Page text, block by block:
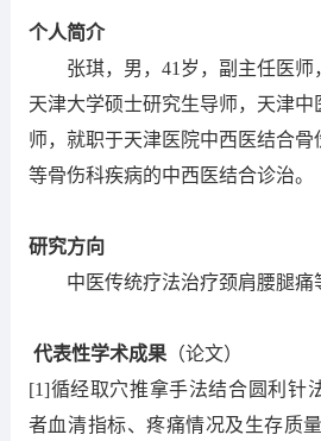
个人简介
张琪，男，41岁，副主任医师
天津大学硕士研究生导师，天津
师，就职于天津医院中西医结合
等骨伤科疾病的中西医结合诊治。
研究方向
中医传统疗法治疗颈肩腰腿痛
代表性学术成果（论文）
[1]循经取穴推拿手法结合圆利针
者血清指标、疼痛情况及生存质